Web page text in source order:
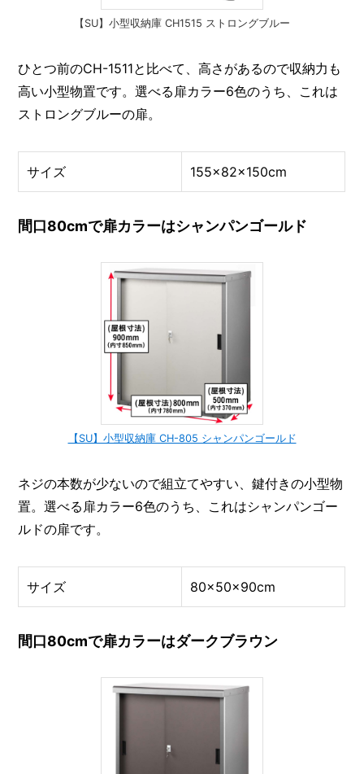
【SU】小型収納庫 CH1515 ストロングブルー
ひとつ前のCH-1511と比べて、高さがあるので収納力も
高い小型物置です。選べる扉カラー6色のうち、これは
ストロングブルーの扉。
サイズ 155×82×150cm
間口80cmで扉カラーはシャンパンゴールド
【SU】小型収納庫 CH-805 シャンパンゴールド
ネジの本数が少ないので組立てやすい、鍵付きの小型物
置。選べる扉カラー6色のうち、これはシャンパンゴー
ルドの扉です。
サイズ 80×50×90cm
間口80cmで扉カラーはダークブラウン